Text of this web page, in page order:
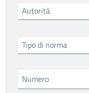
Autorità
Tipo di norma
Numero